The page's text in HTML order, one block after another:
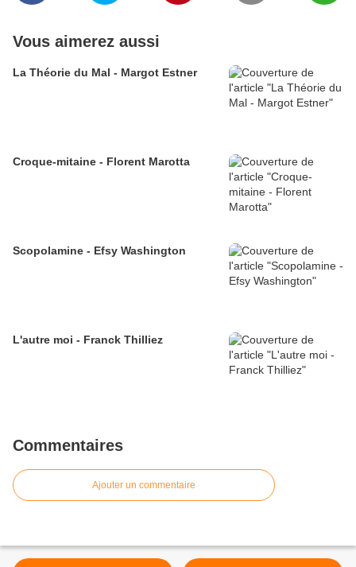
Vous aimerez aussi
La Théorie du Mal - Margot Estner
Croque-mitaine - Florent Marotta
Scopolamine - Efsy Washington
L'autre moi - Franck Thilliez
Commentaires
Ajouter un commentaire